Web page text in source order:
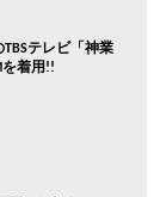
TBSテレビ「神業
を着用!!